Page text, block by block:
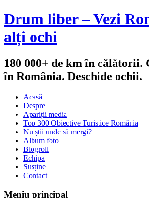
Drum liber – Vezi
alți ochi
180 000+ de km în călătorii.
în România. Deschide ochii.
Acasă
Despre
Apariții media
Top 300 Obiective Turistice România
Nu știi unde să mergi?
Album foto
Blogroll
Echipa
Susține
Contact
Meniu principal